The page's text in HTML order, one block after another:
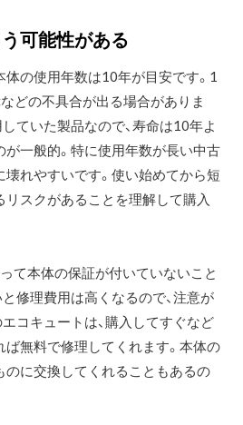
可能性がある
の使用年数は10年が目安です。1
どの不具合が出る場合がありま
ていた製品なので、寿命は10年よ
一般的。特に使用年数が長い中古
れやすいです。使い始めてから短
スクがあることを理解して購入
て本体の保証が付いていないこと
修理費用は高くなるので、注意が
コキュートは、購入してすぐなど
無料で修理してくれます。本体の
に交換してくれることもあるの